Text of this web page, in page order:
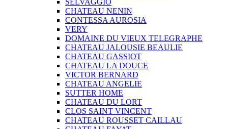
SELVAGGIO
CHATEAU NENIN
CONTESSA AUROSIA
VERY
DOMAINE DU VIEUX TELEGRAPHE
CHATEAU JALOUSIE BEAULIE
CHATEAU GASSIOT
CHATEAU LA DOUCE
VICTOR BERNARD
CHATEAU ANGELIE
SUTTER HOME
CHATEAU DU LORT
CLOS SAINT VINCENT
CHATEAU ROUSSET CAILLAU